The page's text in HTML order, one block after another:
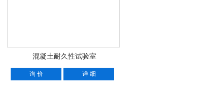
混凝土耐久性试验室
询 价 详 细